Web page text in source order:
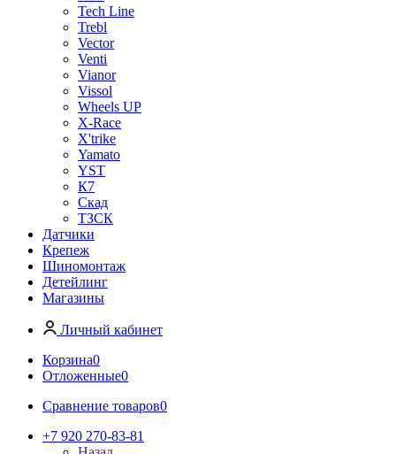
Tech Line
Trebl
Vector
Venti
Vianor
Vissol
Wheels UP
X-Race
X'trike
Yamato
YST
К7
Скад
ТЗСК
Датчики
Крепеж
Шиномонтаж
Детейлинг
Магазины
Личный кабинет
Корзина0
Отложенные0
Сравнение товаров0
+7 920 270-83-81